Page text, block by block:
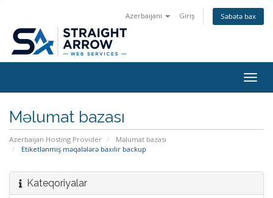
Azerbaijani Giriş Səbətə bax
Məlumat bazası
Azerbaijan Hosting Provider
Məlumat bazası
Etiketlənmiş məqalələrə baxılır backup
Kateqoriyalar